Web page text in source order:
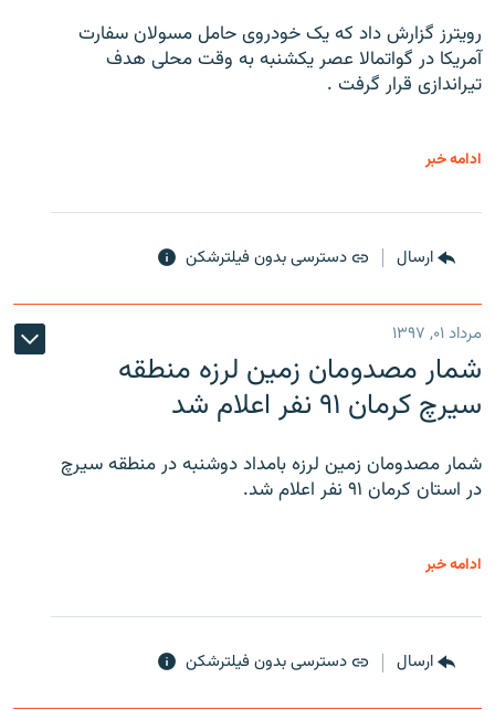
رویترز گزارش داد که یک خودروی حامل مسولان سفارت
آمریکا در گواتمالا عصر یکشنبه به وقت محلی هدف
تیراندازی قرار گرفت .
ادامه خبر
ارسال دسترسی بدون فیلترشکن
مرداد ۰۱, ۱۳۹۷
شمار مصدومان زمین لرزه منطقه
سیرچ کرمان ۹۱ نفر اعلام شد
شمار مصدومان زمین لرزه بامداد دوشنبه در منطقه سیرچ
در استان کرمان ۹۱ نفر اعلام شد.
ادامه خبر
ارسال دسترسی بدون فیلترشکن